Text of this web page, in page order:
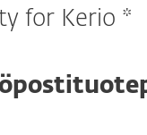
for Kerio *